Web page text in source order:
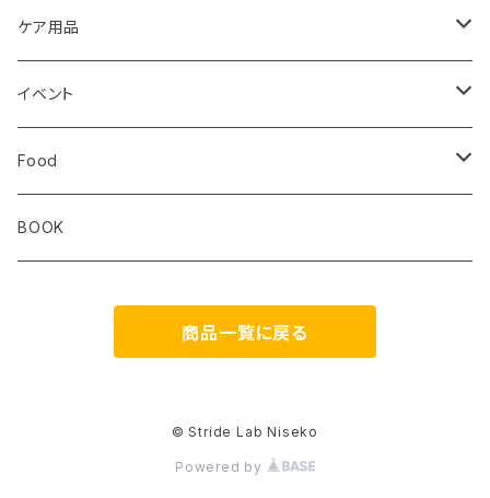
Altra
ibex
ULTIMATE DIRECTION
Hiker Trash
OS1st
extremities
STRIDE
Teton Bros.
RawLow Mountain Works
Okara
Rab
Halo Commodity
Extremities
Km4k
Coros
HIKER TRASH
ケア用品
ROD
Correct Toes
Aggressive Design
イベント
Zero Limits in Niseko
Food
The Small Twist
BOOK
商品一覧に戻る
© Stride Lab Niseko
Powered by